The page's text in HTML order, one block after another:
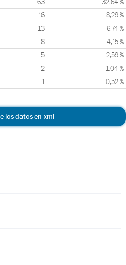
63 32,64 %
16 8,29 %
13 6,74 %
8 4,15 %
5 2,59 %
2 1,04 %
1 0,52 %
los datos en xml